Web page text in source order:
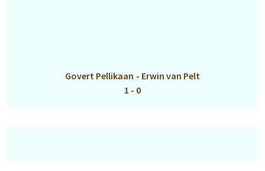
Govert Pellikaan - Erwin van Pelt
1 - 0